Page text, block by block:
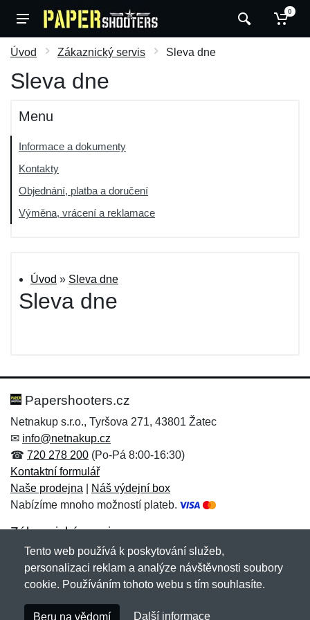
0
Úvod Zákaznický servis Sleva dne
Sleva dne
Menu
Informace a dokumenty
Kontakty
Objednání, platba a doručení
Výměna, vrácení a reklamace
Úvod » Sleva dne
Sleva dne
Papershooters.cz
Netnakup s.r.o., Tyršova 271, 43801 Žatec
✉ info@netnakup.cz
☎ 720 278 200 (Po-Pá 8:00-16:30)
Kontaktní formulář
Naše prodejna
Náš výdejní box
Nabízíme mnoho možností plateb.
Zákaznický servis
Novinky emailem
Copyright © 2007-2026 (19 let s vámi)Netnakup.cz
Tento web používá k poskytování služeb,
personalizaci reklam a analýze návštěvnosti soubory
cookie. Používáním tohoto webu s tím souhlasíte.
Beru na vědomí Další informace